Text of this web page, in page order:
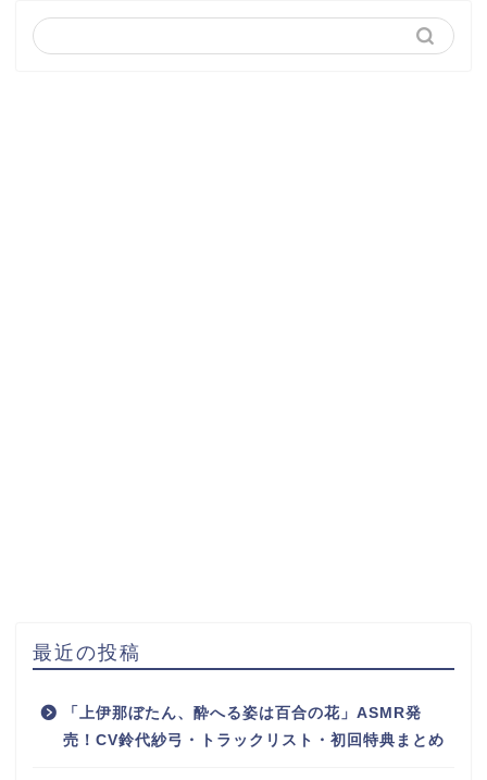
最近の投稿
「上伊那ぼたん、酔へる姿は百合の花」ASMR発
売！CV鈴代紗弓・トラックリスト・初回特典まとめ